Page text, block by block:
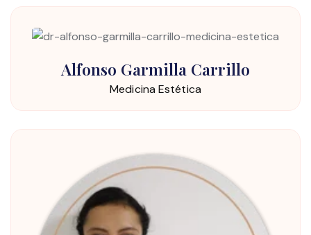
Alfonso Garmilla Carrillo
Medicina Estética